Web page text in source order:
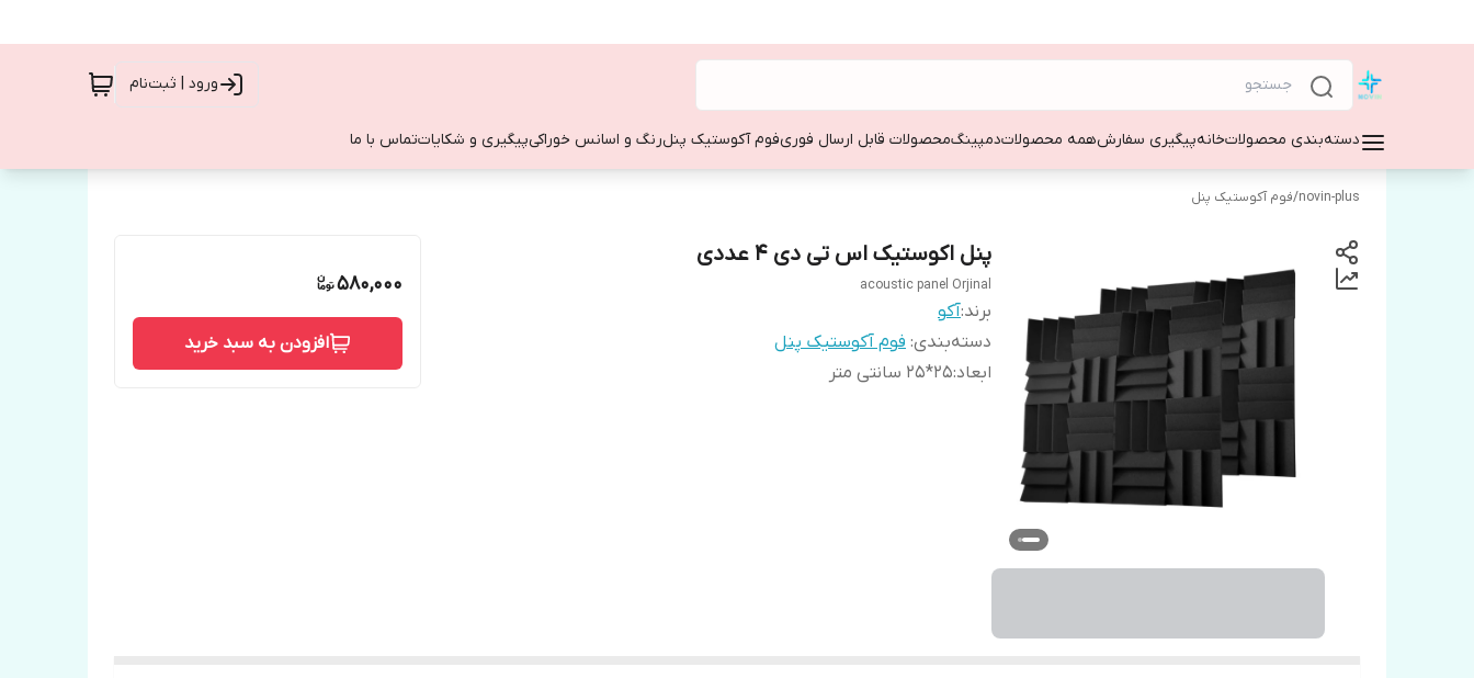
ورود | ثبت‌نام
دسته‌بندی محصولاتخانهپیگیری سفارشهمه محصولاتدمپینگمحصولات قابل ارسال فوریفوم آکوستیک پنلرنگ و اسانس خوراکیپیگیری و شکایاتتماس با ما
novin-plus
/فوم آکوستیک پنل
پنل اکوستیک اس تی دی ۴ عددی
acoustic panel Orjinal
برند:آکو
دسته‌بندی: فوم آکوستیک پنل
ابعاد:25*25 سانتی متر
580,000
افزودن به سبد خرید